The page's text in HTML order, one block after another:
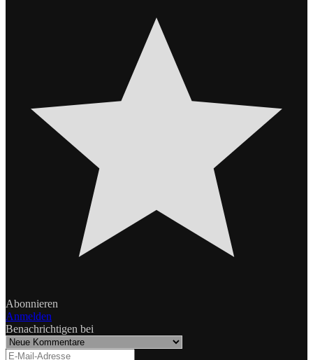
Abonnieren
Anmelden
Benachrichtigen bei